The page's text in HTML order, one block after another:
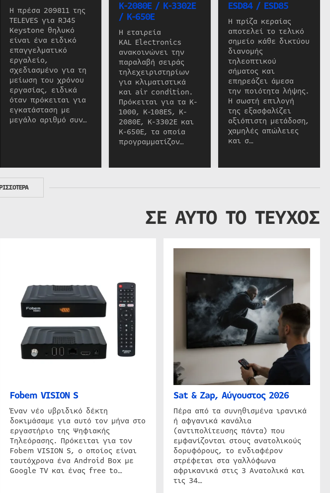
Η πρέσα 209811 της
TELEVES για RJ45
Keystone θηλυκό
είναι ένα ειδικό
επαγγελματικό
εργαλείο,
σχεδιασμένο για τη
μείωση του χρόνου
εργασίας, ειδικά
όταν πρόκειται για
εγκατάσταση με
μεγάλο αριθμό συν…
K-2080E / K-3302E
/ K-650E
Η εταιρεία
KAL Electronics
ανακοινώνει την
παραλαβή σειράς
τηλεχειριστηρίων
για κλιματιστικά
και air condition.
Πρόκειται για τα K-
1000, K-108ES, K-
2080E, K-3302E και
K-650E, τα οποία
προγραμματίζον…
ESD84 / ESD85
Η πρίζα κεραίας
αποτελεί το τελικό
σημείο κάθε δικτύου
διανομής
τηλεοπτικού
σήματος και
επηρεάζει άμεσα
την ποιότητα λήψης.
Η σωστή επιλογή
της εξασφαλίζει
αξιόπιστη μετάδοση,
χαμηλές απώλειες
και σ…
ΣΕ ΑΥΤΟ ΤΟ ΤΕΥΧΟΣ
Fobem VISION S
Έναν νέο υβριδικό δέκτη
δοκιμάσαμε για αυτό τον μήνα στο
εργαστήριο της Ψηφιακής
Τηλεόρασης. Πρόκειται για τον
Fobem VISION S, ο οποίος είναι
ταυτόχρονα ένα Android Box με
Google TV και ένας free to…
Sat & Zap, Αύγουστος 2026
Πέρα από τα συνηθισμένα ιρανικά
ή αφγανικά κανάλια
(αντιπολίτευσης πάντα) που
εμφανίζονται στους ανατολικούς
δορυφόρους, το ενδιαφέρον
στρέφεται στα γαλλόφωνα
αφρικανικά στις 3 Ανατολικά και
τις 34…